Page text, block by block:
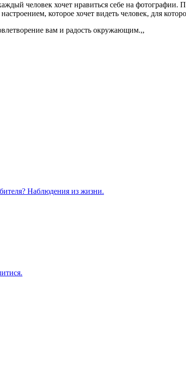
человек хочет нравиться себе на фотографии.
которое хочет видеть человек, для
вам и радость окружающим.,,
Наблюдения из жизни.